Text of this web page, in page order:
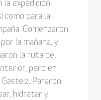
la expedición
como para la
Comenzaron
la mañana, y
la ruta del
pero en
Pararon
hidratar y